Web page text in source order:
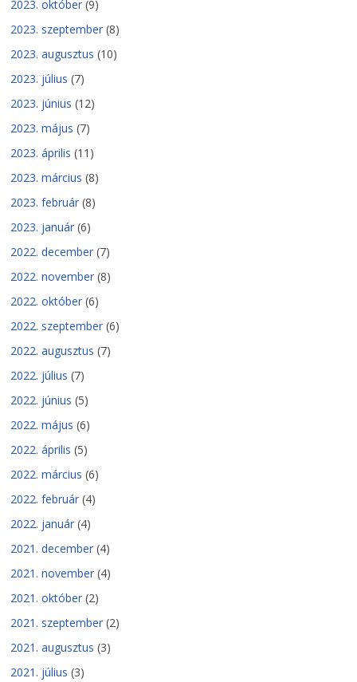
2023. október (9)
2023. szeptember (8)
2023. augusztus (10)
2023. július (7)
2023. június (12)
2023. május (7)
2023. április (11)
2023. március (8)
2023. február (8)
2023. január (6)
2022. december (7)
2022. november (8)
2022. október (6)
2022. szeptember (6)
2022. augusztus (7)
2022. július (7)
2022. június (5)
2022. május (6)
2022. április (5)
2022. március (6)
2022. február (4)
2022. január (4)
2021. december (4)
2021. november (4)
2021. október (2)
2021. szeptember (2)
2021. augusztus (3)
2021. július (3)